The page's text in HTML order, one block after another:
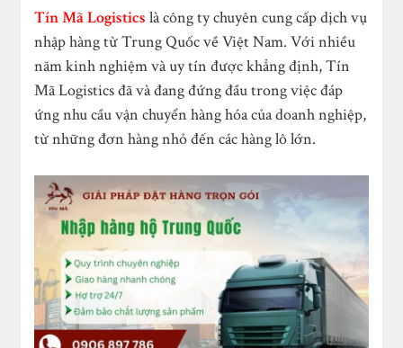
Tín Mã Logistics là công ty chuyên cung cấp dịch vụ
nhập hàng từ Trung Quốc về Việt Nam. Với nhiều
năm kinh nghiệm và uy tín được khẳng định, Tín
Mã Logistics đã và đang đứng đầu trong việc đáp
ứng nhu cầu vận chuyển hàng hóa của doanh nghiệp,
từ những đơn hàng nhỏ đến các hàng lô lớn.